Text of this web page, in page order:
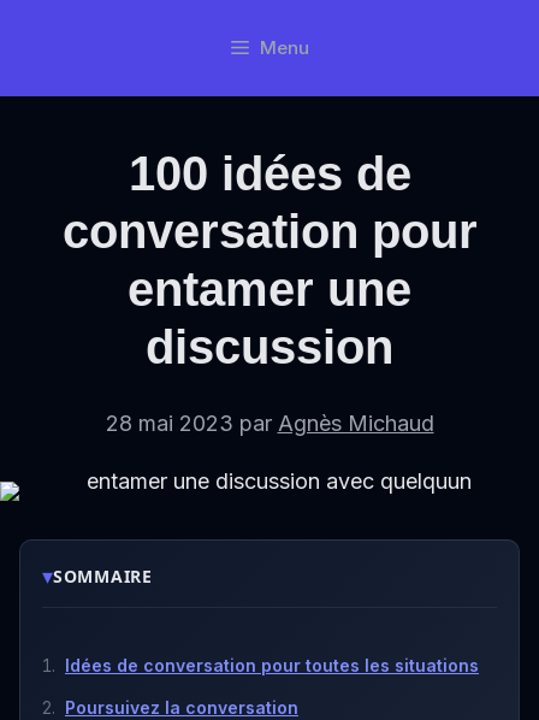
Menu
100 idées de
conversation pour
entamer une
discussion
28 mai 2023 par Agnès Michaud
▾SOMMAIRE
Idées de conversation pour toutes les situations
Poursuivez la conversation